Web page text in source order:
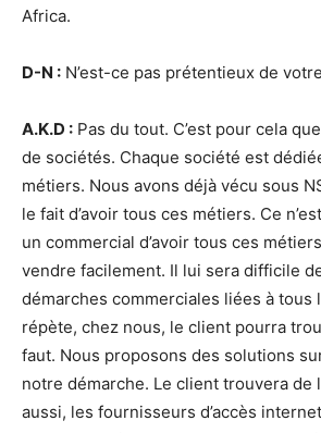
Africa.
D-N : N’est-ce pas prétentieux de
A.K.D : Pas du tout. C’est pour cela
de sociétés. Chaque société est
métiers. Nous avons déjà vécu sous
le fait d’avoir tous ces métiers. Ce
un commercial d’avoir tous ces
vendre facilement. Il lui sera difficile
démarches commerciales liées à tous
répète, chez nous, le client pourra
faut. Nous proposons des solutions
notre démarche. Le client trouvera de
aussi, les fournisseurs d’accès